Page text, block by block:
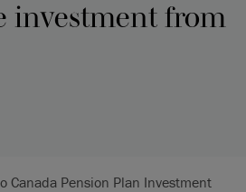
investment from
Canada Pension Plan Investment